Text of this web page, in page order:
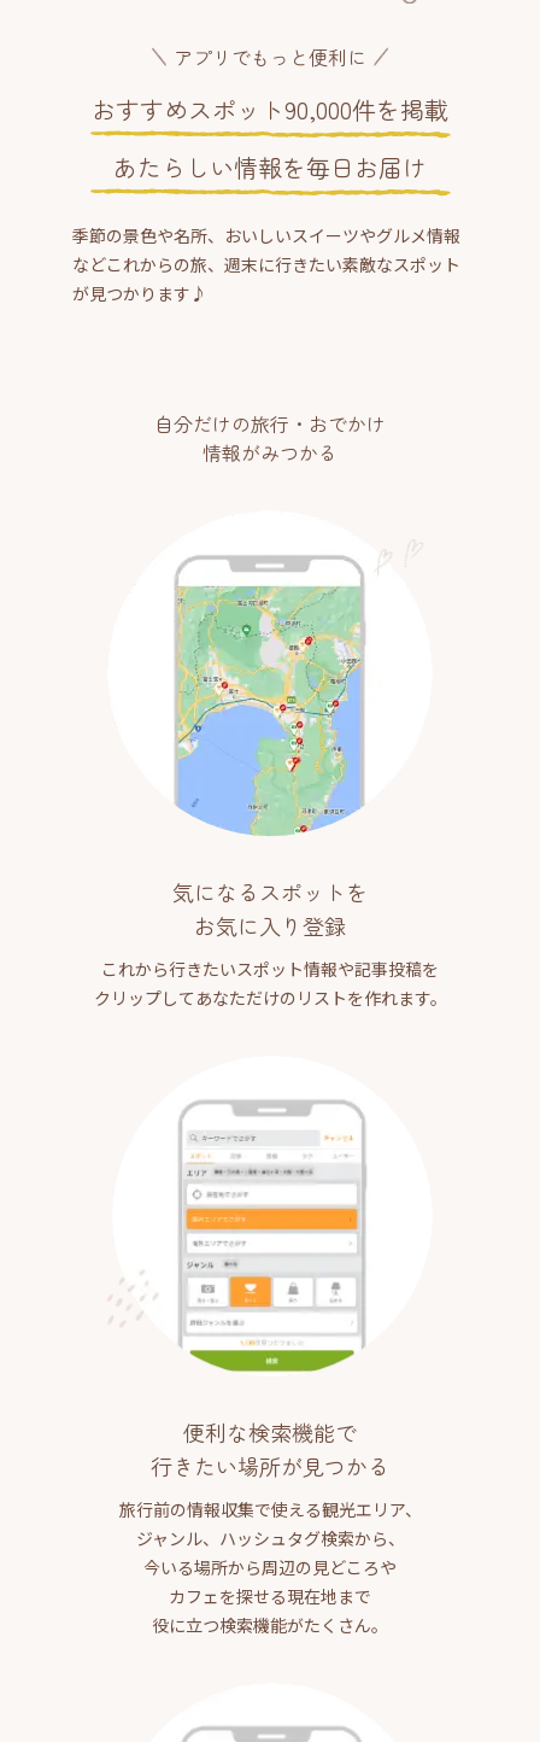
アプリでもっと便利に
おすすめスポット90,000件を掲載
あたらしい情報を毎日お届け
季節の景色や名所、おいしいスイーツやグルメ情報
などこれからの旅、週末に行きたい素敵なスポット
が見つかります♪
自分だけの旅行・おでかけ
情報がみつかる
気になるスポットを
お気に入り登録
これから行きたいスポット情報や記事投稿を
クリップしてあなただけのリストを作れます。
便利な検索機能で
行きたい場所が見つかる
旅行前の情報収集で使える観光エリア、
ジャンル、ハッシュタグ検索から、
今いる場所から周辺の見どころや
カフェを探せる現在地まで
役に立つ検索機能がたくさん。